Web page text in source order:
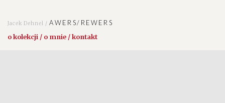
Jacek Dehnel /AWERS/REWERS
o kolekcji / o mnie / kontakt